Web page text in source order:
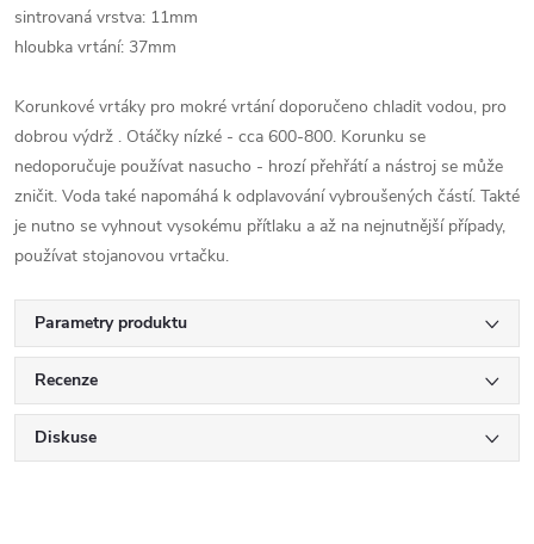
sintrovaná vrstva: 11mm
hloubka vrtání: 37mm
Korunkové vrtáky pro mokré vrtání doporučeno chladit vodou, pro
dobrou výdrž . Otáčky nízké - cca 600-800. Korunku se
nedoporučuje používat nasucho - hrozí přehřátí a nástroj se může
zničit. Voda také napomáhá k odplavování vybroušených částí. Takté
je nutno se vyhnout vysokému přítlaku a až na nejnutnější případy,
používat stojanovou vrtačku.
Parametry produktu
Recenze
Diskuse